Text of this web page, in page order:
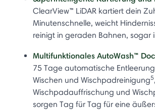
ClearView™ LiDAR kartiert dein
Minutenschnelle, weicht
reinigt in geraden Bahnen, sogar
Multifunktionales AutoWash™
75 Tage automatische
Wischen und Wischpadreinigung5
Wischpadauffrischung und
sorgen Tag für Tag für eine